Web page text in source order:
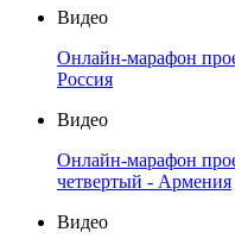
Видео
Онлайн-марафон
Россия
Видео
Онлайн-марафон
четвертый - Армения
Видео